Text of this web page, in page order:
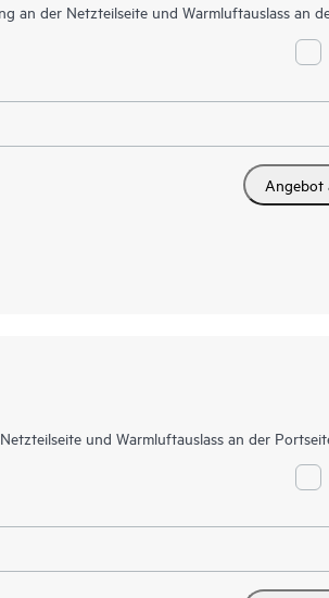
an der Netzteilseite und Warmluftauslass an
Angebot
und Warmluftauslass an der